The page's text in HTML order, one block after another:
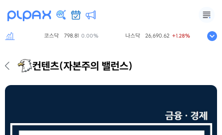
코스닥 798.81 0.00% 나스닥 26,690.62 +1.28%
컨텐츠(자본주의 밸런스)